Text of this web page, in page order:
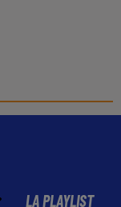
LA PLAYLIST